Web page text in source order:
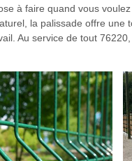
à faire quand vous
la palissade offre une
Au service de tout